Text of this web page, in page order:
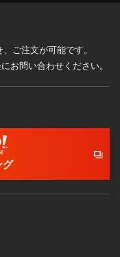
ご注文が可能です。
お問い合わせください。
グ